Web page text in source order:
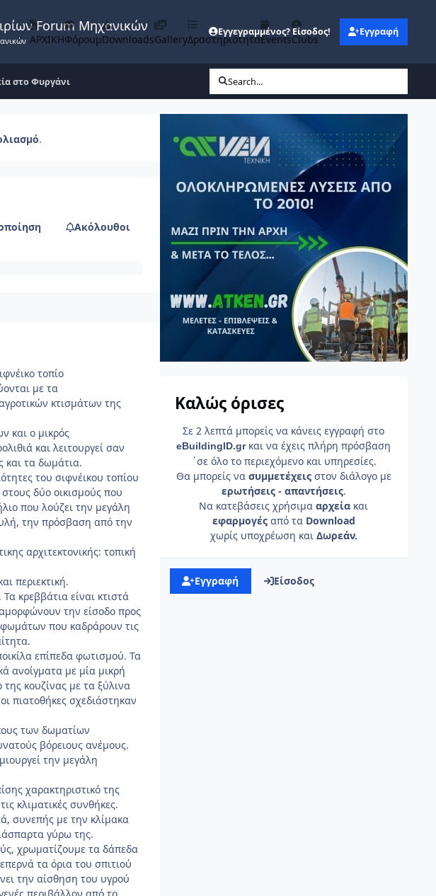
Forum Μηχανικών
ΑΡΧΙΚΗΦόρουμDownloadsGalleryΔραστηριότηταEventsClubs
Εγγεγραμμένος? Είσοδος! Εγγραφή
στο Φυργάνι Search...
.
Ακόλουθοι
τοπίο
με τα
κτισμάτων της
και ο μικρός
και λειτουργεί σαν
και τα δωμάτια.
του σιφνέικου τοπίου
δύο οικισμούς που
που λούζει την μεγάλη
την πρόσβαση από την
αρχιτεκτονικής: τοπική
περιεκτική.
κρεββάτια είναι κτιστά
την είσοδο προς
που καδράρουν τις
επίπεδα φωτισμού. Τα
ανοίγματα με μία μικρή
κουζίνας με τα ξύλινα
πιατοθήκες σχεδιάστηκαν
των δωματίων
βόρειους ανέμους.
την μεγάλη
χαρακτηριστικό της
κλιματικές συνθήκες.
συνεπής με την κλίμακα
γύρω της.
χρωματίζουμε τα δάπεδα
τα όρια του σπιτιού
την αίσθηση του υγρού
Καλώς όρισες
Σε 2 λεπτά μπορείς να κάνεις εγγραφή στο
eBuildingID.gr και να έχεις πλήρη πρόσβαση
΄σε όλο το περιεχόμενο και υπηρεσίες.
Θα μπορείς να συμμετέχειςστον διάλογο με
ερωτήσεις - απαντήσεις.
Να κατεβάσεις χρήσιμααρχεία και
εφαρμογέςαπό τα Download
χωρίς υποχρέωση και Δωρεάν.
Εγγραφή Είσοδος